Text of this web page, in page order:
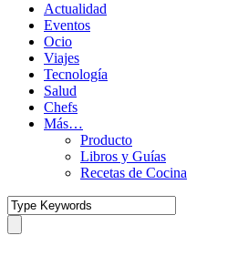
Actualidad
Eventos
Ocio
Viajes
Tecnología
Salud
Chefs
Más…
Producto
Libros y Guías
Recetas de Cocina